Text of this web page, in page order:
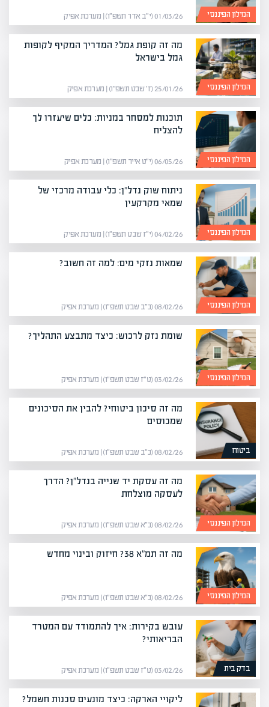
המילון הפיננסי 01/03/26 (י״ב אדר תשפ״ו) | מערכת אפיק
המילון הפיננסי
מה זה קופת גמל? המדריך המקיף לקופות
גמל בישראל
25/01/26 (ז׳ שבט תשפ״ו) | מערכת אפיק
המילון הפיננסי
תוכנות למסחר במניות: כלים שיעזרו לך
להצליח
06/05/26 (י״ט אייר תשפ״ו) | מערכת אפיק
המילון הפיננסי
ניתוח שוק נדל"ן: כלי עבודה מרכזי של
שמאי מקרקעין
04/02/26 (י״ז שבט תשפ״ו) | מערכת אפיק
המילון הפיננסי
שמאות נזקי מים: למה זה חשוב?
08/02/26 (כ״ב שבט תשפ״ו) | מערכת אפיק
המילון הפיננסי
שומת נזק לרכוש: כיצד מתבצע התהליך?
03/02/26 (ט״ז שבט תשפ״ו) | מערכת אפיק
ביטוח
מה זה סיכון ביטוחי? להבין את הסיכונים
שמכוסים
08/02/26 (כ״ב שבט תשפ״ו) | מערכת אפיק
המילון הפיננסי
מה זה עסקת יד שנייה בנדל"ן? הדרך
לעסקה מוצלחת
08/02/26 (כ״א שבט תשפ״ו) | מערכת אפיק
המילון הפיננסי
מה זה תמ"א 38? חיזוק ובינוי מחדש
08/02/26 (כ״א שבט תשפ״ו) | מערכת אפיק
בדק בית
עובש בקירות: איך להתמודד עם המטרד
הבריאותי?
03/02/26 (ט״ז שבט תשפ״ו) | מערכת אפיק
ליקויי הארקה: כיצד מונעים סכנות חשמל?